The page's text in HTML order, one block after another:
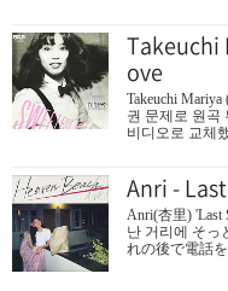
만나카데스테
져! グレ－イ
레테루회색빛
스마이루평범
나마이니치누
一緖 だからう
와 함께 있으
Takeuchi
ove
Takeuchi
권 문제로 원곡
비디오로 교체
지 말아줘 出逢
춰서 時間がく
마 愛に傷つい
터 계속 昼と夜
며 はやりの
Anri -
Anri(杏里) 'Last
난 거리에 そっ
れの後で電話